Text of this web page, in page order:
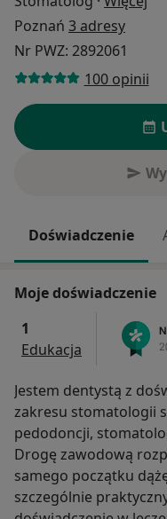
Poznań 3 adresy
Nr PWZ: 2892061
100 opinii
Doświadczenie
Moje doświadczenie
1
Edukacja
Jestem dentystą z
zakresu stomatologii
pedodoncji,
Drogę zawodową
samego początku
szczególnie